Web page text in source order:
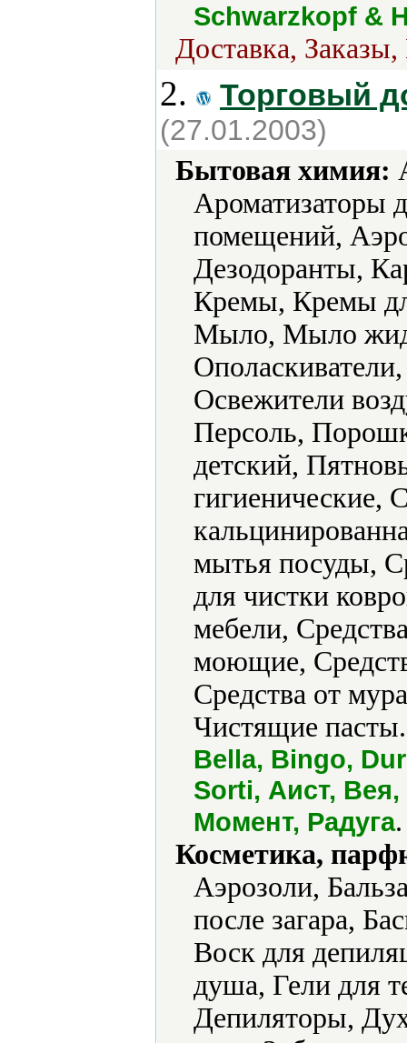
Schwarzkopf &
Доставка,
2. Торговый
(27.01.2003)
Бытовая химия:
Ароматизаторы
помещений,
Дезодоранты,
Кремы, Кремы
Мыло, Мыло
Освежители
Персоль,
детский,
гигиенические,
мытья посуды,
для чистки
мебели,
моющие,
Средства от
Чистящие
Bella, Bingo,
Sorti, Аист,
Момент, Радуга.
Косметика,
Аэрозоли,
после загара,
Воск для
душа, Гели для
Депиляторы,